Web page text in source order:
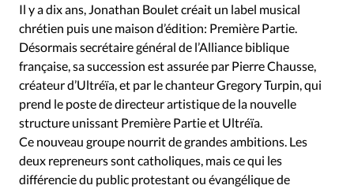
Dossier
Eglises Foi Génération réveil
Monde
Opinions
Publireportage
Relations Aujourd'hui
Société
Tour du monde des Eglises
Trait d'Ixène
Vécu
Vie Intérieure
Il y a dix ans, Jonathan Boulet créait un label musical
chrétien puis une maison d’édition: Première Partie.
Désormais secrétaire général de l’Alliance biblique
française, sa succession est assurée par Pierre Chausse,
créateur d’Ultréïa, et par le chanteur Gregory Turpin, qui
prend le poste de directeur artistique de la nouvelle
structure unissant Première Partie et Ultréïa.
Ce nouveau groupe nourrit de grandes ambitions. Les
deux repreneurs sont catholiques, mais ce qui les
différencie du public protestant ou évangélique de